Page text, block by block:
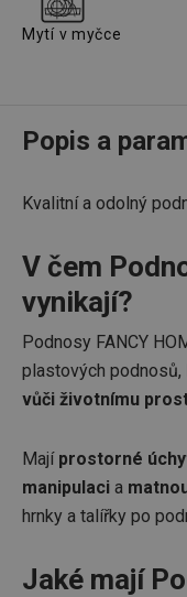
Mytí v myčce
Popis a
Kvalitní a odolný
V čem
vynikají?
Podnosy FANCY
plastových podnosů,
vůči životnímu
Mají prostorné
manipulaci a
hrnky a talířky po
Jaké mají